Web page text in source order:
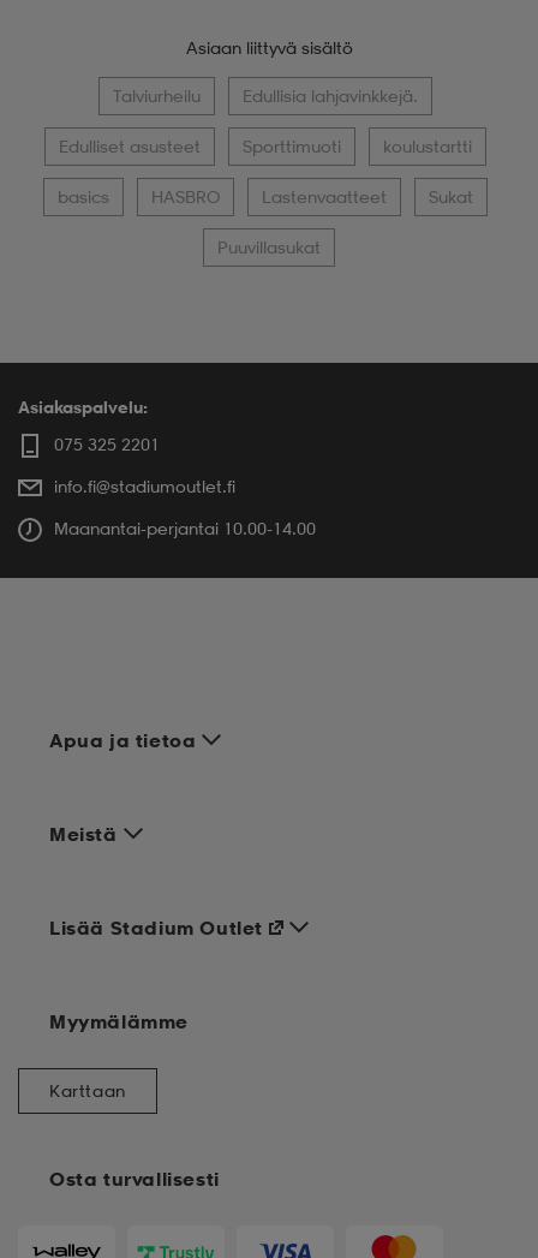
Asiaan liittyvä sisältö
Talviurheilu Edullisia lahjavinkkejä.
Edulliset asusteet Sporttimuoti koulustartti
basics HASBRO Lastenvaatteet Sukat
Puuvillasukat
Asiakaspalvelu:
075 325 2201
info.fi@stadiumoutlet.fi
Maanantai-perjantai 10.00-14.00
Apua ja tietoa
Meistä
Osta turvallisesti
Lisää Stadium Outlet
Myymälämme
Karttaan